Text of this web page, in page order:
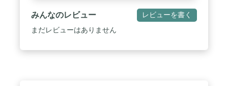
みんなのレビュー レビューを書く
まだレビューはありません